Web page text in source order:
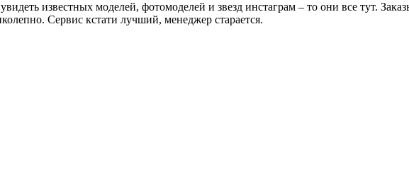
известных моделей, фотомоделей и звезд инстаграм – то они все тут.
Сервис кстати лучший, менеджер старается.